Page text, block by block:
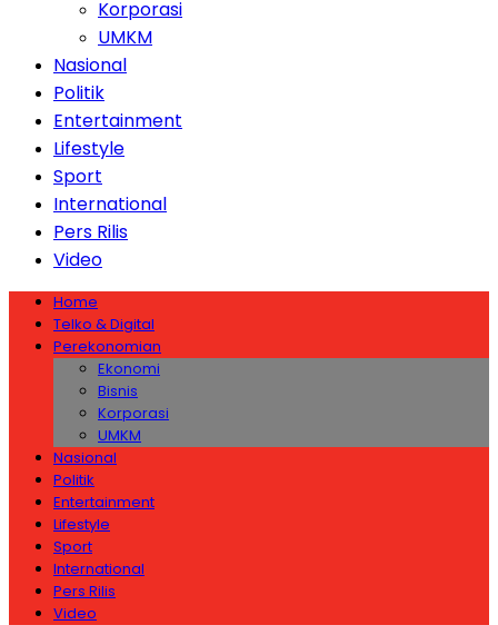
Korporasi
UMKM
Nasional
Politik
Entertainment
Lifestyle
Sport
International
Pers Rilis
Video
Home
Telko & Digital
Perekonomian
Ekonomi
Bisnis
Korporasi
UMKM
Nasional
Politik
Entertainment
Lifestyle
Sport
International
Pers Rilis
Video